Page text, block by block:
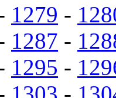
1279 -
1287 -
1295 -